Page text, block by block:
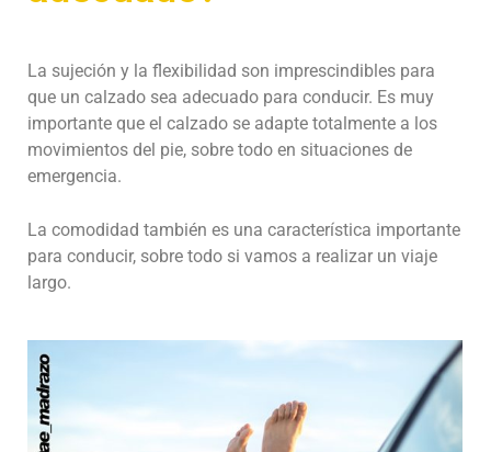
La sujeción y la flexibilidad son imprescindibles para
que un calzado sea adecuado para conducir. Es muy
importante que el calzado se adapte totalmente a los
movimientos del pie, sobre todo en situaciones de
emergencia.
La comodidad también es una característica importante
para conducir, sobre todo si vamos a realizar un viaje
largo.